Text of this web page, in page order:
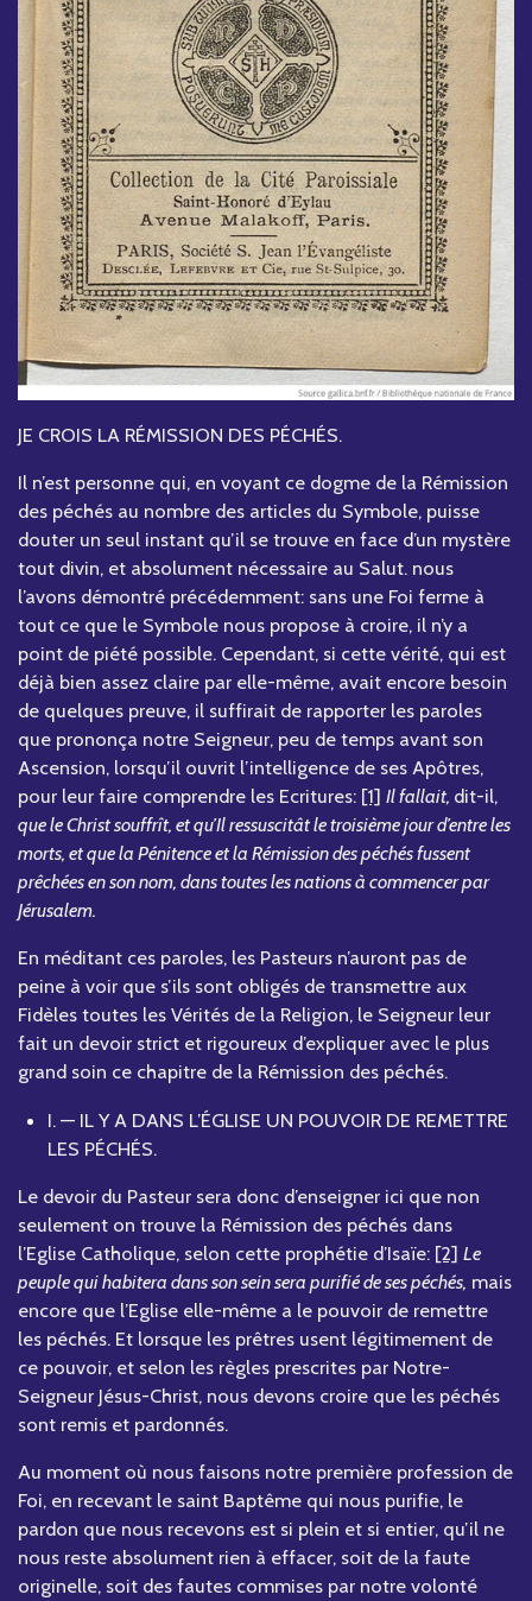
JE CROIS LA RÉMISSION DES PÉCHÉS.
Il n’est personne qui, en voyant ce dogme de la Rémission
des péchés au nombre des articles du Symbole, puisse
douter un seul instant qu’il se trouve en face d’un mystère
tout divin, et absolument nécessaire au Salut. nous
l’avons démontré précédemment: sans une Foi ferme à
tout ce que le Symbole nous propose à croire, il n’y a
point de piété possible. Cependant, si cette vérité, qui est
déjà bien assez claire par elle-même, avait encore besoin
de quelques preuve, il suffirait de rapporter les paroles
que prononça notre Seigneur, peu de temps avant son
Ascension, lorsqu’il ouvrit l’intelligence de ses Apôtres,
pour leur faire comprendre les Ecritures: [1] Il fallait, dit-il,
que le Christ souffrît, et qu’Il ressuscitât le troisième jour d’entre les
morts, et que la Pénitence et la Rémission des péchés fussent
prêchées en son nom, dans toutes les nations à commencer par
Jérusalem.
En méditant ces paroles, les Pasteurs n’auront pas de
peine à voir que s’ils sont obligés de transmettre aux
Fidèles toutes les Vérités de la Religion, le Seigneur leur
fait un devoir strict et rigoureux d’expliquer avec le plus
grand soin ce chapitre de la Rémission des péchés.
I. — IL Y A DANS L’ÉGLISE UN POUVOIR DE REMETTRE
LES PÉCHÉS.
Le devoir du Pasteur sera donc d’enseigner ici que non
seulement on trouve la Rémission des péchés dans
l’Eglise Catholique, selon cette prophétie d’Isaïe: [2] Le
peuple qui habitera dans son sein sera purifié de ses péchés, mais
encore que l’Eglise elle-même a le pouvoir de remettre
les péchés. Et lorsque les prêtres usent légitimement de
ce pouvoir, et selon les règles prescrites par Notre-
Seigneur Jésus-Christ, nous devons croire que les péchés
sont remis et pardonnés.
Au moment où nous faisons notre première profession de
Foi, en recevant le saint Baptême qui nous purifie, le
pardon que nous recevons est si plein et si entier, qu’il ne
nous reste absolument rien à effacer, soit de la faute
originelle, soit des fautes commises par notre volonté